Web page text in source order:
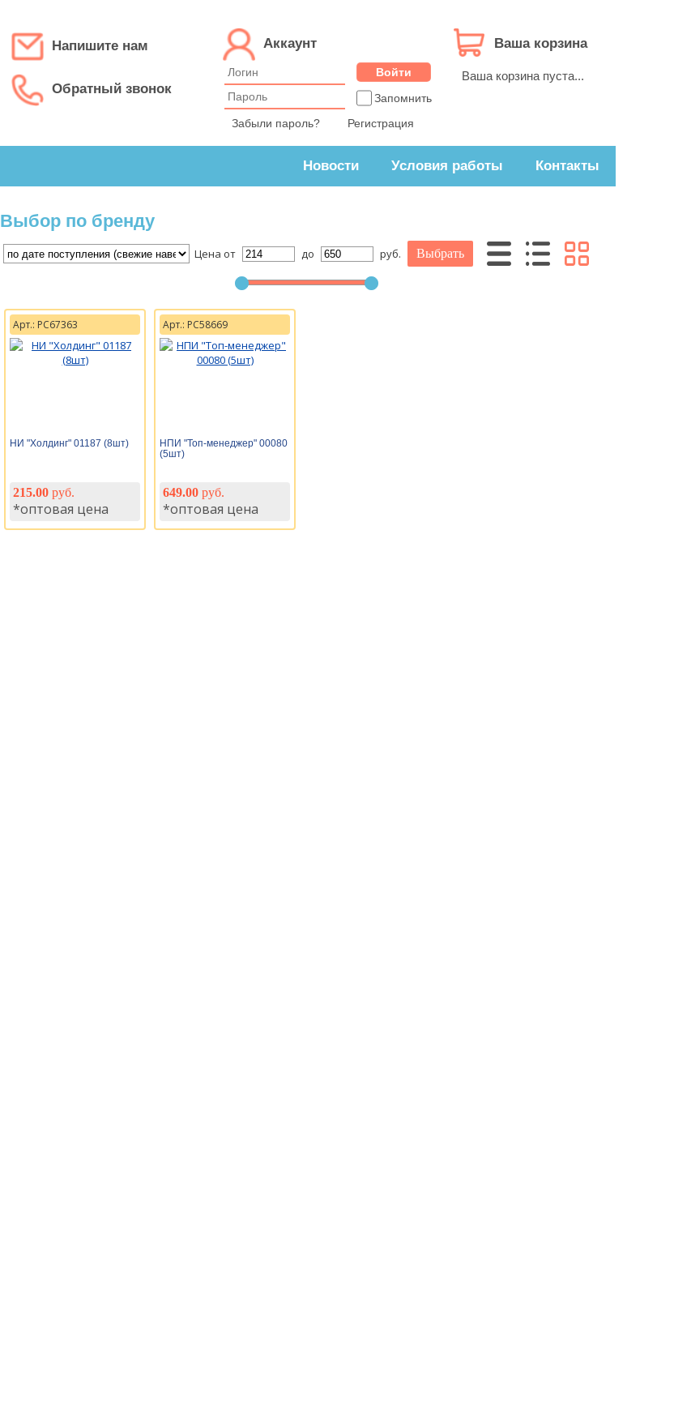
Ваша корзина
Ваша корзина пуста...
Аккаунт
Запомнить
Забыли пароль?
Регистрация
Напишите нам
Обратный звонок
Новости Условия работы Контакты
Выбор по бренду
Цена от до руб.
Арт.: РС67363
НИ "Холдинг" 01187 (8шт)
215.00 руб.
*оптовая цена
Арт.: РС58669
НПИ "Топ-менеджер" 00080
(5шт)
649.00 руб.
*оптовая цена